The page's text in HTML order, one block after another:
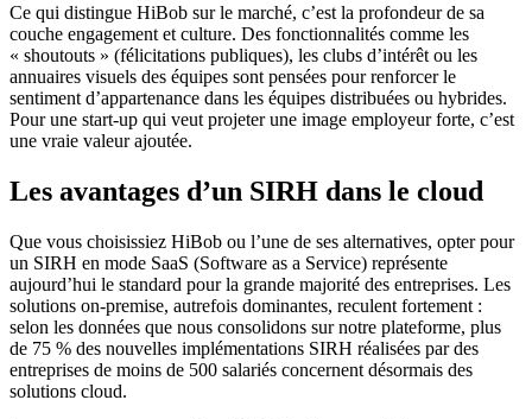
Ce qui distingue HiBob sur le marché, c’est la profondeur de sa
couche engagement et culture. Des fonctionnalités comme les
« shoutouts » (félicitations publiques), les clubs d’intérêt ou les
annuaires visuels des équipes sont pensées pour renforcer le
sentiment d’appartenance dans les équipes distribuées ou hybrides.
Pour une start-up qui veut projeter une image employeur forte, c’est
une vraie valeur ajoutée.
Les avantages d’un SIRH dans le cloud
Que vous choisissiez HiBob ou l’une de ses alternatives, opter pour
un SIRH en mode SaaS (Software as a Service) représente
aujourd’hui le standard pour la grande majorité des entreprises. Les
solutions on-premise, autrefois dominantes, reculent fortement :
selon les données que nous consolidons sur notre plateforme, plus
de 75 % des nouvelles implémentations SIRH réalisées par des
entreprises de moins de 500 salariés concernent désormais des
solutions cloud.